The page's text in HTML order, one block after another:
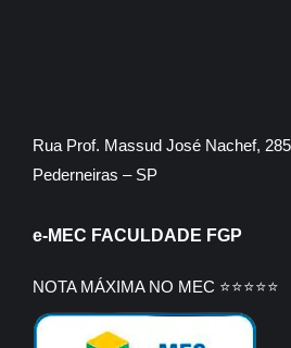
Rua Prof. Massud José Nachef,
Pederneiras – SP
e-MEC FACULDADE FGP
NOTA MÁXIMA NO MEC ⭐⭐⭐⭐⭐